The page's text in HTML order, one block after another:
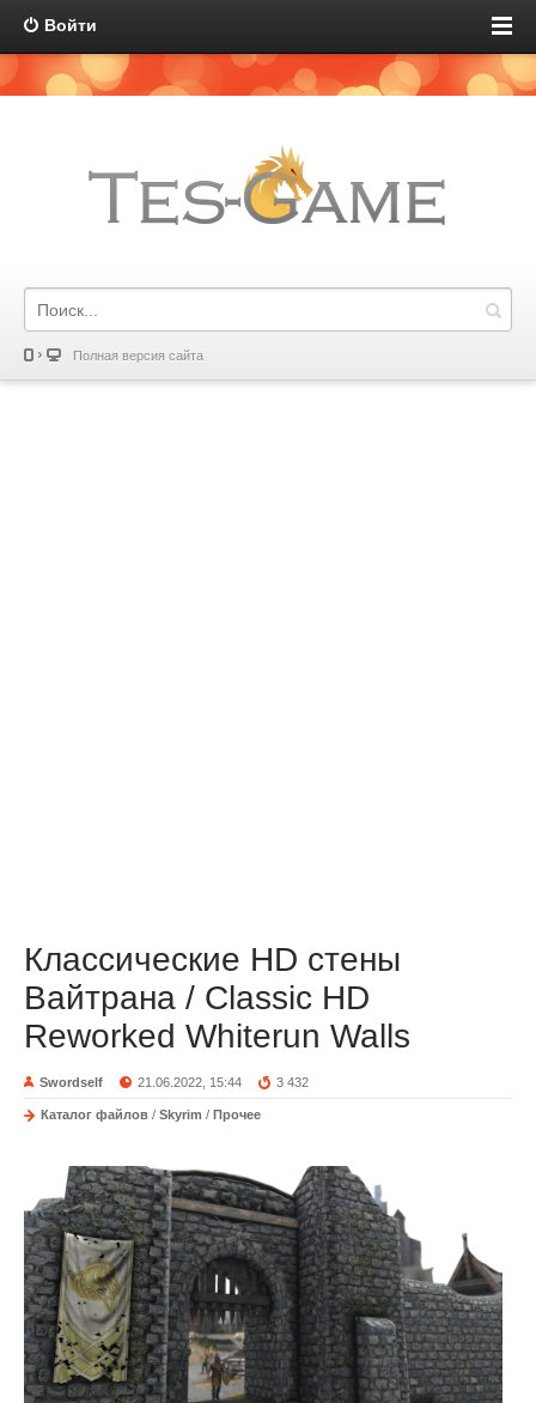
Войти
Полная версия сайта
Классические HD стены
Вайтрана / Classic HD
Reworked Whiterun Walls
Swordself 21.06.2022, 15:44 3 432
Каталог файлов / Skyrim / Прочее